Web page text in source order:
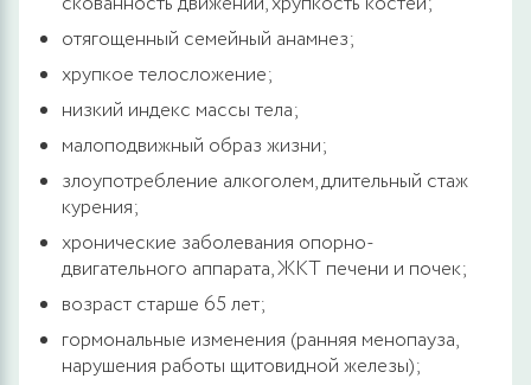
отягощенный семейный анамнез;
хрупкое телосложение;
низкий индекс массы тела;
малоподвижный образ жизни;
злоупотребление алкоголем, длительный стаж
курения;
хронические заболевания опорно-
двигательного аппарата, ЖКТ печени и почек;
возраст старше 65 лет;
гормональные изменения (ранняя менопауза,
нарушения работы щитовидной железы);